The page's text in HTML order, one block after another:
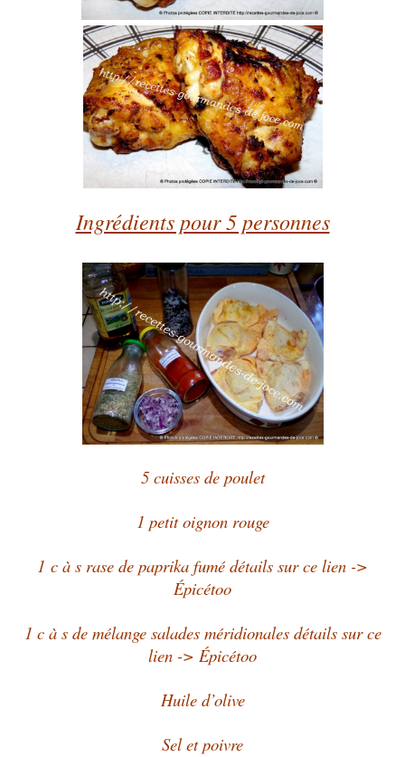
Ingrédients pour 5 personnes
5 cuisses de poulet
1 petit oignon rouge
1 c à s rase de paprika fumé détails sur ce lien ->
Épicétoo
1 c à s de mélange salades méridionales détails sur ce
lien -> Épicétoo
Huile d’olive
Sel et poivre